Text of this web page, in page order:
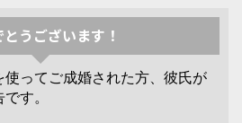
うございます！
ってご成婚された方、彼氏が
す。